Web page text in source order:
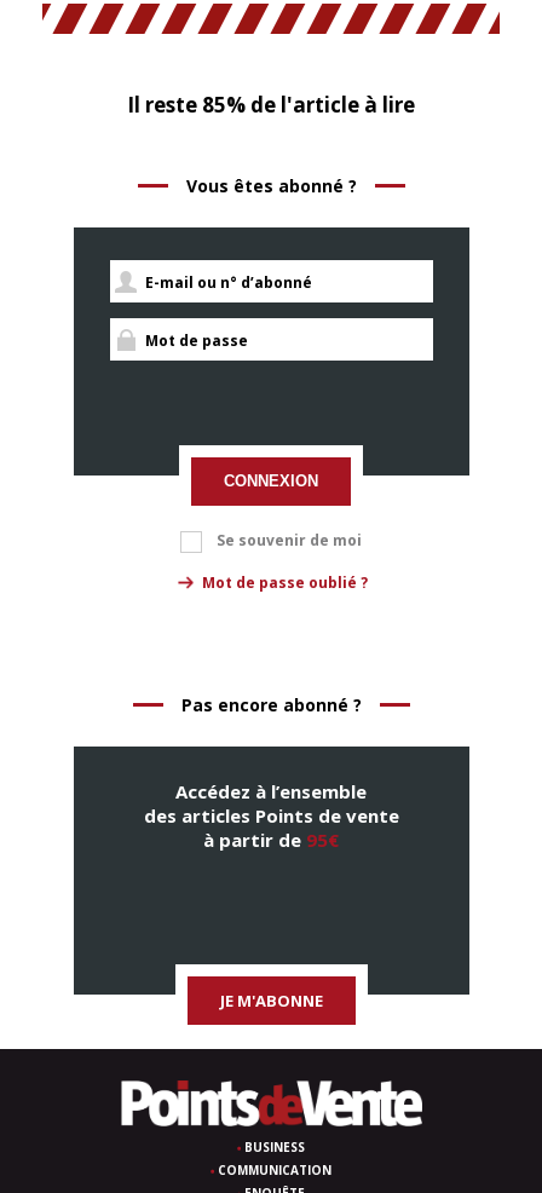
Il reste 85% de l'article à lire
Vous êtes abonné ?
CONNEXION
Se souvenir de moi
Mot de passe oublié ?
Pas encore abonné ?
Accédez à l’ensemble
des articles Points de vente
à partir de 95€
JE M'ABONNE
BUSINESS
COMMUNICATION